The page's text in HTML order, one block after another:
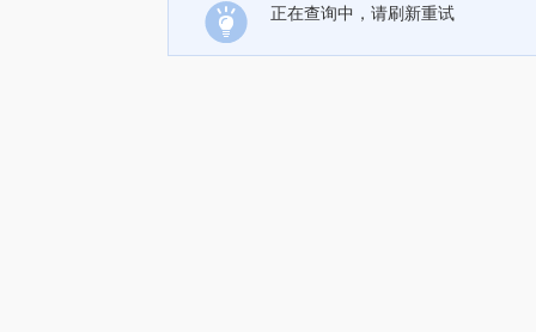
正在查询中，请刷新重试